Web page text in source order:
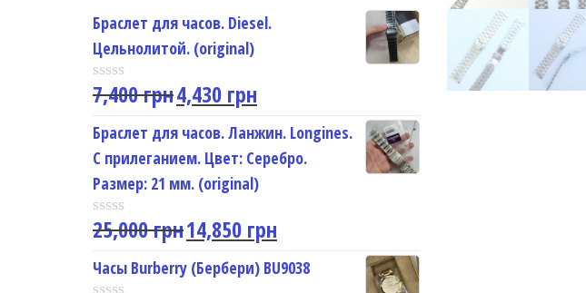
Браслет для часов. Diesel.
Цельнолитой. (original)
R
t
e
d
0
o
u
t
o
5
7,400грн4,430 грн
Браслет для часов. Ланжин. Longines.
С прилеганием. Цвет: Серебро.
Размер: 21 мм. (original)
R
t
e
25,000грн14,850 грн
Часы Burberry (Бербери) BU9038